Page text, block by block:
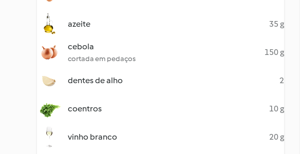
azeite 35 g
cebola
cortada em pedaços
150 g
dentes de alho 2
coentros 10 g
vinho branco 20 g